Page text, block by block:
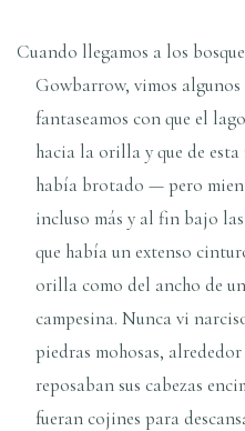
Cuando llegamos a los
Gowbarrow, vimos algunos
fantaseamos con que el
hacia la orilla y que de
había brotado — pero
incluso más y al fin bajo
que había un extenso
orilla como del ancho de
campesina. Nunca vi
piedras mohosas,
reposaban sus cabezas
fueran cojines para